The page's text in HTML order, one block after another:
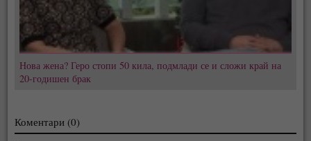
Нова жена? Геро стопи 50 кила, подмлади се и сложи край на
20-годишен брак
Коментари (0)